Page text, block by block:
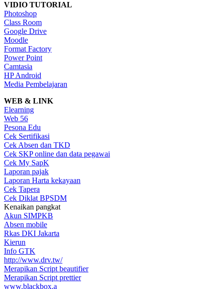
VIDIO TUTORIAL
Photoshop
Class Room
Google Drive
Moodle
Format Factory
Power Point
Camtasia
HP Android
Media Pembelajaran
WEB & LINK
Elearning
Web 56
Pesona Edu
Cek Sertifikasi
Cek Absen dan TKD
Cek SKP online dan data pegawai
Cek My SapK
Laporan pajak
Laporan Harta kekayaan
Cek Tapera
Cek Diklat BPSDM
Kenaikan pangkat
Akun SIMPKB
Absen mobile
Rkas DKI Jakarta
Kierun
Info GTK
http://www.drv.tw/
Merapikan Script beautifier
Merapikan Script prettier
www.blackbox.a